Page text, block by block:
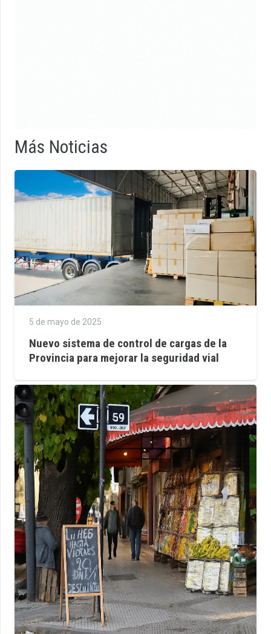
Más Noticias
5 de mayo de 2025
Nuevo sistema de control de cargas de la
Provincia para mejorar la seguridad vial